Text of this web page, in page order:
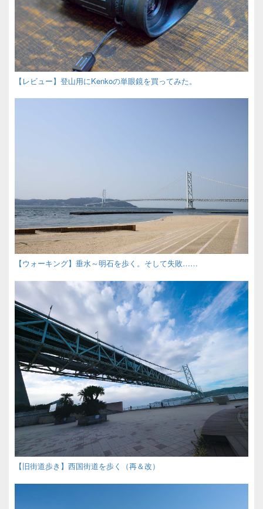
【レビュー】登山用にKenkoの単眼鏡を買ってみた。
【ウォーキング】垂水～明石を歩く。そして失敗……
【旧街道歩き】西国街道を歩く（再＆改）